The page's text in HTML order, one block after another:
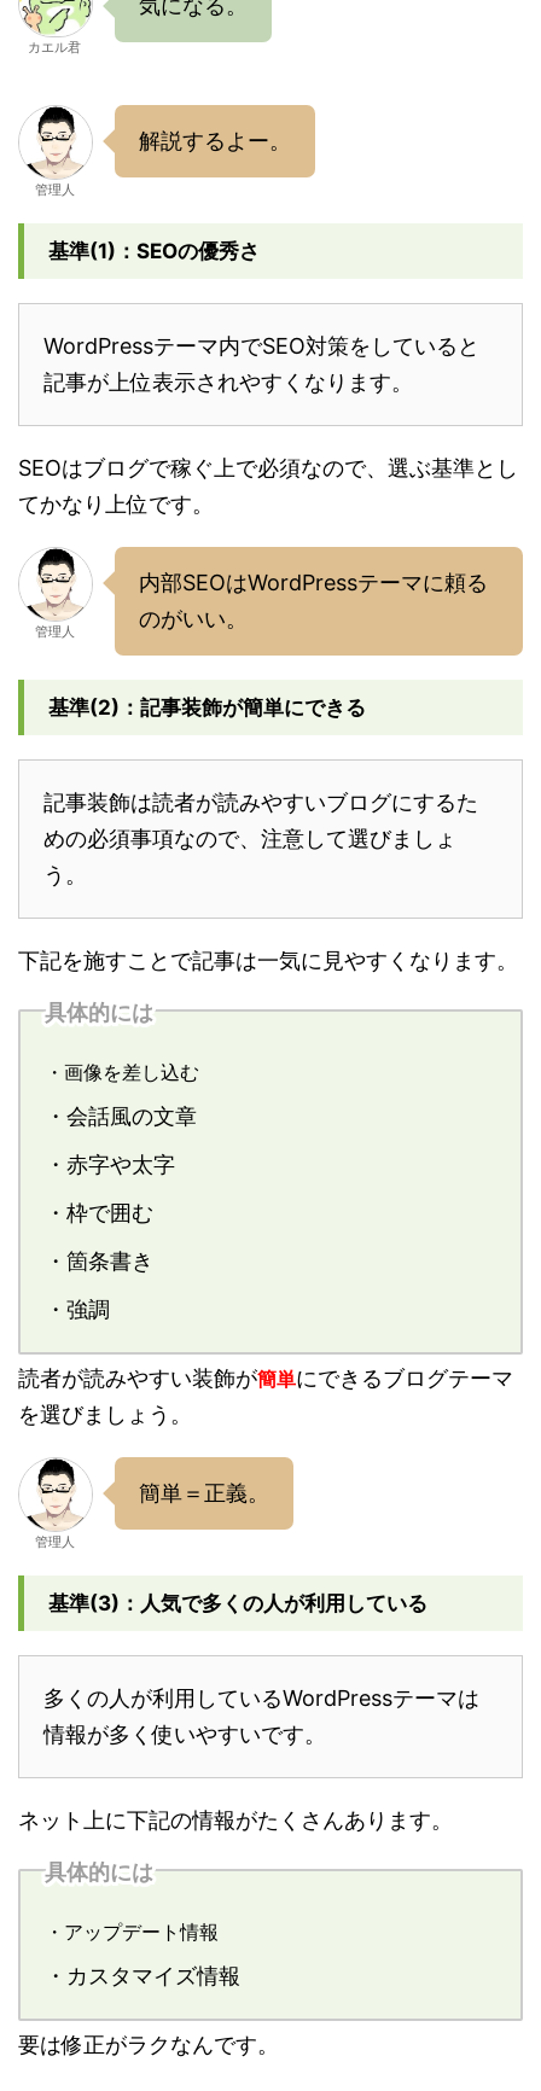
カエル君
気になる。
管理人
解説するよー。
基準(1)：SEOの優秀さ
WordPressテーマ内でSEO対策をしていると
記事が上位表示されやすくなります。
SEOはブログで稼ぐ上で必須なので、選ぶ基準とし
てかなり上位です。
管理人
内部SEOはWordPressテーマに頼る
のがいい。
基準(2)：記事装飾が簡単にできる
記事装飾は読者が読みやすいブログにするた
めの必須事項なので、注意して選びましょ
う。
下記を施すことで記事は一気に見やすくなります。
具体的には
・画像を差し込む
・会話風の文章
・赤字や太字
・枠で囲む
・箇条書き
・強調
読者が読みやすい装飾が簡単にできるブログテーマ
を選びましょう。
管理人
簡単＝正義。
基準(3)：人気で多くの人が利用している
多くの人が利用しているWordPressテーマは
情報が多く使いやすいです。
ネット上に下記の情報がたくさんあります。
具体的には
・アップデート情報
・カスタマイズ情報
要は修正がラクなんです。